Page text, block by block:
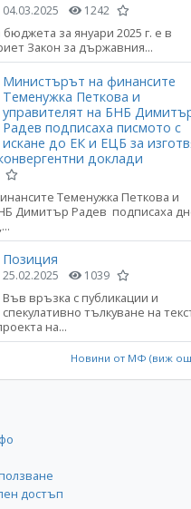
04.03.2025 1242
за януари 2025 г. е в
Закон за държавния...
Министърът на финансите
Теменужка Петкова и
управителят на БНБ
Радев подписаха писмото с
искане до ЕК и ЕЦБ за
доклади
Теменужка Петкова и
Димитър Радев подписаха
Позиция
25.02.2025 1039
Във връзка с публикации и
спекулативно тълкуване на
на...
Новини от МФ (виж
достъп